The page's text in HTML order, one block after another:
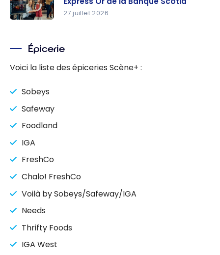
Passeport
Banque
Jusqu’à
35 000
points
50 000
points
avec la
American
Express Or
Banque
Scotia
27 juillet 2026
Épicerie
Voici la liste des épiceries Scène+ :
Sobeys
Safeway
Foodland
IGA
FreshCo
Chalo! FreshCo
Voilà by Sobeys/Safeway/IGA
Needs
Thrifty Foods
IGA West